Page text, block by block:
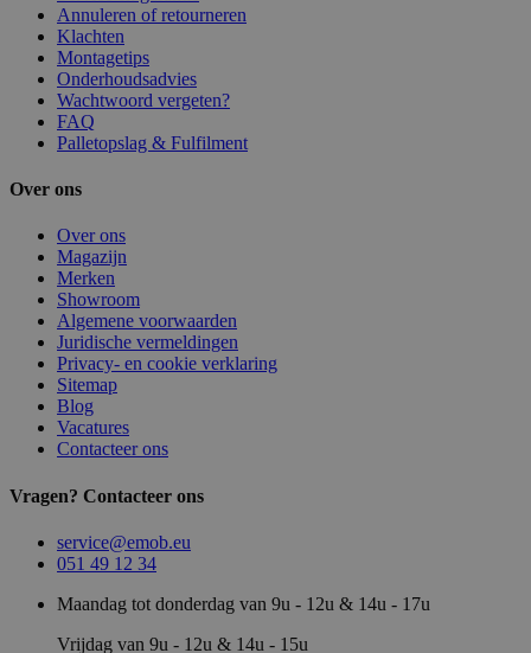
Annuleren of retourneren
Klachten
Montagetips
Onderhoudsadvies
Wachtwoord vergeten?
FAQ
Palletopslag & Fulfilment
Over ons
Over ons
Magazijn
Merken
Showroom
Algemene voorwaarden
Juridische vermeldingen
Privacy- en cookie verklaring
Sitemap
Blog
Vacatures
Contacteer ons
Vragen? Contacteer ons
service@emob.eu
051 49 12 34
Maandag tot donderdag van 9u - 12u & 14u - 17u
Vrijdag van 9u - 12u & 14u - 15u